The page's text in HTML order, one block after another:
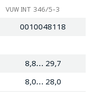
VUW INT 346/5-3
0010048118
8,8… 29,7
8,0… 28,0